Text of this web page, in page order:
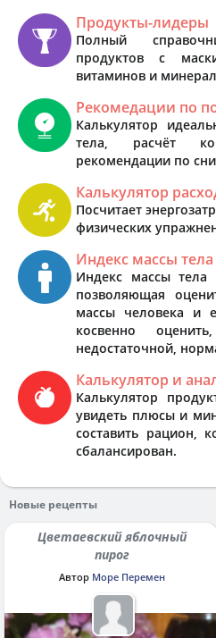
Продукты-лидеры
Полный
продуктов с
витаминов и
Рекомедации по
Калькулятор
тела, расчёт
рекомендации по
Калькулятор
Посчитает
физических
Индекс массы тела
Индекс массы
позволяющая
массы человека и
косвенно
недостаточной,
Калькулятор и
Калькулятор
увидеть плюсы и
составить рацион,
сбалансирован.
Новые рецепты
Цветаевский яблочный
пирог
Автор Море Перемен